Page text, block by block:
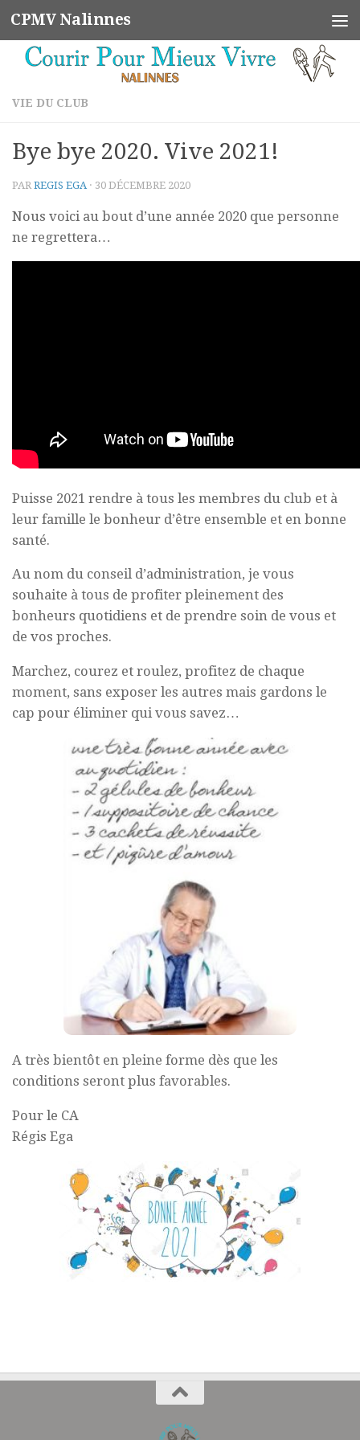
Skip to content
CPMV Nalinnes
VIE DU CLUB
Bye bye 2020. Vive 2021!
PAR REGIS EGA · 30 DÉCEMBRE 2020
Nous voici au bout d’une année 2020 que personne
ne regrettera…
Puisse 2021 rendre à tous les membres du club et à
leur famille le bonheur d’être ensemble et en bonne
santé.
Au nom du conseil d’administration, je vous
souhaite à tous de profiter pleinement des
bonheurs quotidiens et de prendre soin de vous et
de vos proches.
Marchez, courez et roulez, profitez de chaque
moment, sans exposer les autres mais gardons le
cap pour éliminer qui vous savez…
A très bientôt en pleine forme dès que les
conditions seront plus favorables.
Pour le CA
Régis Ega